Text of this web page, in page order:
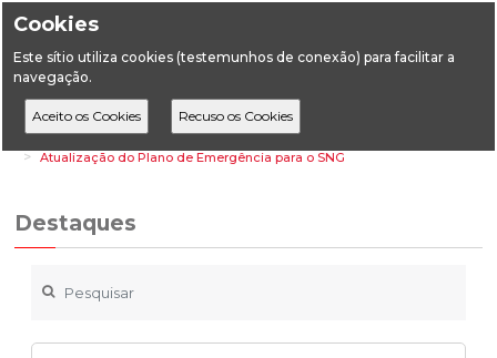
Cookies
Este sítio utiliza cookies (testemunhos de conexão) para facilitar a
navegação.
HomeDestaques
Energia
Atualização do Plano de Emergência para o SNG
Destaques